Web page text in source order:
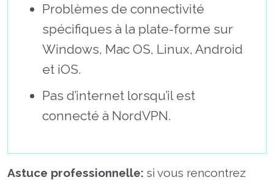
Problèmes de connectivité
spécifiques à la plate-forme sur
Windows, Mac OS, Linux, Android
et iOS.
Pas d’internet lorsqu’il est
connecté à NordVPN.
Astuce professionnelle: si vous rencontrez